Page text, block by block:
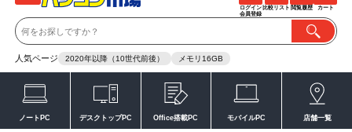
人気ページ 2020年以降（10世代前後） メモリ16GB
ログイン
会員登録
比較リスト 閲覧履歴 カート
ノートPC デスクトップPC Office搭載PC モバイルPC 店舗一覧